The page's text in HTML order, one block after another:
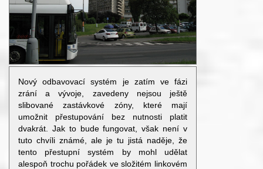
Nový odbavovací systém je zatím ve fázi
zrání a vývoje, zavedeny nejsou ještě
slibované zastávkové zóny, které mají
umožnit přestupování bez nutnosti platit
dvakrát. Jak to bude fungovat, však není v
tuto chvíli známé, ale je tu jistá naděje, že
tento přestupní systém by mohl udělat
alespoň trochu pořádek ve složitém linkovém